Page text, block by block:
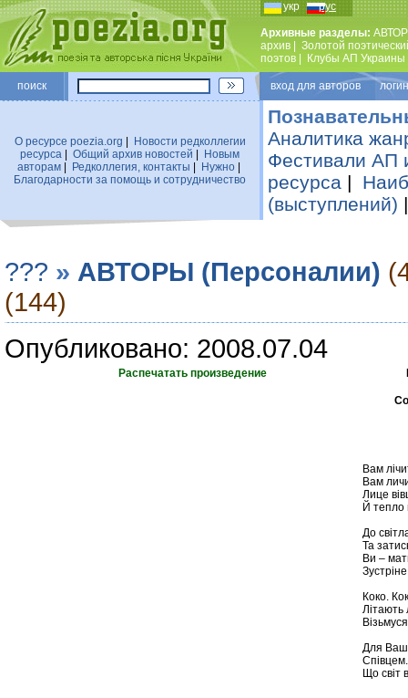
укр рус
Архивные разделы:
архив
Золотой
поэтов
Клубы АП Украины
поиск вход для авторов
О ресурсе poezia.org
Новости редколлегии
ресурса
Общий архив новостей
Новым
авторам| Редколлегия, контакты Нужно|
Благодарности за помощь и сотрудничество
Аналитика
Фестивали АП
ресурса |
(выступлений)
??? » АВТОРЫ (Персоналии)
(144)
Опубликовано: 2008.07.04
Распечатать произведение
Вам
Вам
Лице
Й тепло
До
Та
Ви –
Коко.
Літають
Для
Що світ